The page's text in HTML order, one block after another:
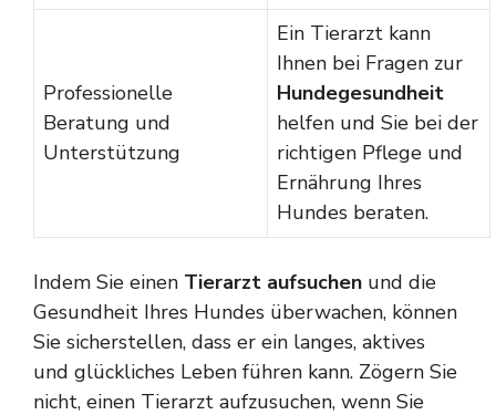
Professionelle
Beratung und
Unterstützung
Ein Tierarzt kann
Ihnen bei Fragen zur
Hundegesundheit
helfen und Sie bei der
richtigen Pflege und
Ernährung Ihres
Hundes beraten.
Indem Sie einen Tierarzt aufsuchen und die
Gesundheit Ihres Hundes überwachen, können
Sie sicherstellen, dass er ein langes, aktives
und glückliches Leben führen kann. Zögern Sie
nicht, einen Tierarzt aufzusuchen, wenn Sie